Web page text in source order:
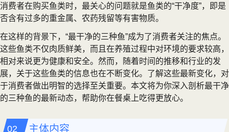
消费者在购买鱼类时，最关心的问题就是鱼类的“干净度”，即是
否含有过多的重金属、农药残留等有害物质。
在这样的背景下，“最干净的三种鱼”成为了消费者关注的焦点。
这些鱼类不仅肉质鲜美，而且在养殖过程中对环境的要求较高，
相对来说更为健康和安全。然而，随着时间的推移和行业的发
展，关于这些鱼类的信息也在不断变化。了解这些最新变化，对
于消费者做出明智的选择至关重要。本文将为你深入剖析最干净
的三种鱼的最新动态，帮助你在餐桌上吃得更放心。
主体内容